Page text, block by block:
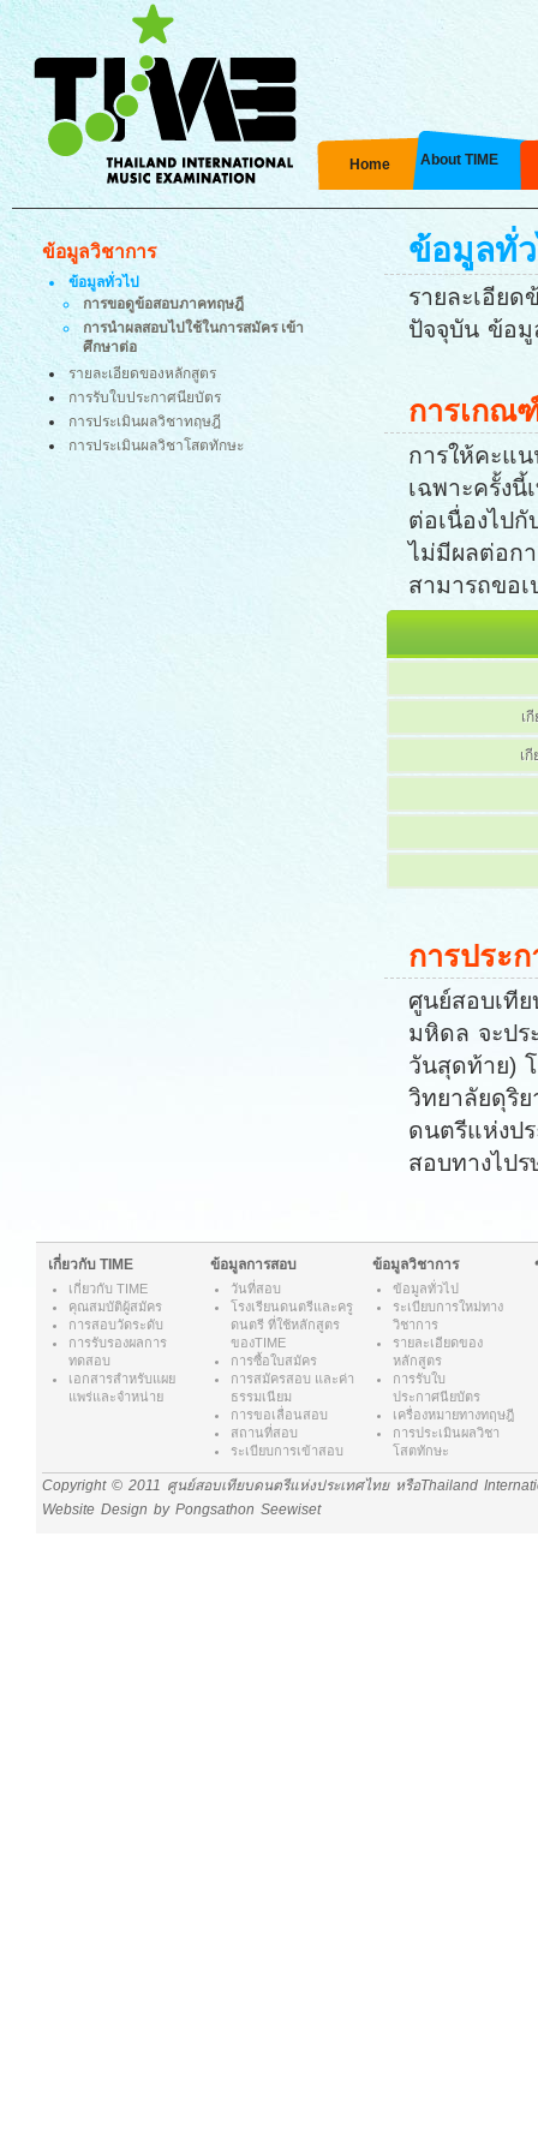
Home
About TIME
ข้อมูลวิชาการ
ข้อมูลทั่วไป
การขอดูข้อสอบภาคทฤษฎี
การนำผลสอบไปใช้ในการสมัคร เข้า
ศึกษาต่อ
รายละเอียดของหลักสูตร
การรับใบประกาศนียบัตร
การประเมินผลวิชาทฤษฎี
การประเมินผลวิชาโสตทักษะ
ข้อมูลทั่
รายละเอีย
ปัจจุบัน ข้อมู
การเกณ
การให้คะแ
เฉพาะครั้ง
ต่อเนื่องไป
ไม่มีผลต่อก
สามารถขอ
เ
เ
การประ
ศูนย์สอบเที
มหิดล จะปร
วันสุดท้าย)
วิทยาลัยดุริ
ดนตรีแห่งปร
สอบทางไป
เกี่ยวกับ TIME
เกี่ยวกับ TIME
คุณสมบัติผู้สมัคร
การสอบวัดระดับ
การรับรองผลการ
ทดสอบ
เอกสารสำหรับแผย
แพร่และจำหน่าย
ข้อมูลการสอบ
วันที่สอบ
โรงเรียนดนตรีและครู
ดนตรี ที่ใช้หลักสูตร
ของTIME
การซื้อใบสมัคร
การสมัครสอบ และค่า
ธรรมเนียม
การขอเลื่อนสอบ
สถานที่สอบ
ระเบียบการเข้าสอบ
ข้อมูลวิชาการ
ข้อมูลทั่วไป
ระเบียบการใหม่ทาง
วิชาการ
รายละเอียดของ
หลักสูตร
การรับใบ
ประกาศนียบัตร
เครื่องหมายทางทฤษฎี
การประเมินผลวิชา
โสตทักษะ
Copyright © 2011 ศูนย์สอบเทียบดนตรีแห่งประเทศไทย หรือThailand
Website Design by Pongsathon Seewiset